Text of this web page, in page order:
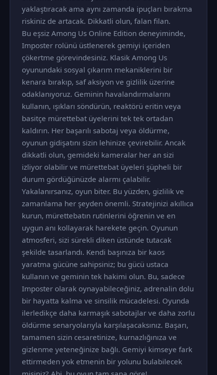
yaklaştıracak ama aynı zamanda ipuçları bırakma
riskiniz de artacak. Dikkatli olun, falan filan.
Bu eşsiz Among Us Online Edition deneyiminde,
Imposter rolünü üstlenerek gemiyi içeriden
çökertme görevindesiniz. Klasik Among Us
oyunundaki sosyal çıkarım mekaniklerini bir
kenara bırakıp, saf aksiyon ve gizlilik üzerine
odaklanıyoruz. Geminin havalandırmalarını
kullanın, ışıkları söndürün, reaktörü eritin veya
basitçe mürettebat üyelerini tek tek ortadan
kaldırın. Her başarılı sabotaj veya öldürme,
oyunun gidişatını sizin lehinize çevirebilir. Ancak
dikkatli olun, gemideki kameralar her an sizi
izliyor olabilir ve mürettebat üyeleri şüpheli bir
durum gördüğünüzde alarmı çalabilir.
Yakalanırsanız, oyun biter. Bu yüzden, gizlilik ve
zamanlama her şeyden önemli. Stratejinizi akıllıca
kurun, mürettebatın rutinlerini öğrenin ve en
uygun anı kollayarak harekete geçin. Oyunun
atmosferi, sizi sürekli diken üstünde tutacak
şekilde tasarlandı. Kendi başınıza bir kaos
yaratma gücüne sahipsiniz; bu gücü ustaca
kullanın ve geminin tek hakimi olun. Bu, sadece
Imposter olarak oynayabileceğiniz, adrenalin dolu
bir hayatta kalma ve sinsilik mücadelesi. Oyunda
ilerledikçe daha karmaşık sabotajlar ve daha zorlu
öldürme senaryolarıyla karşılaşacaksınız. Başarı,
tamamen sizin cesaretinize, kurnazlığınıza ve
gizlenme yeteneğinize bağlı. Gemiyi kimseye fark
ettirmeden yok etmenin bir yolunu bulabilecek